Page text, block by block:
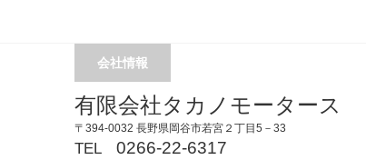
会社情報
有限会社タカノモータース
〒394-0032 長野県岡谷市若宮２丁目5－33
TEL 0266-22-6317